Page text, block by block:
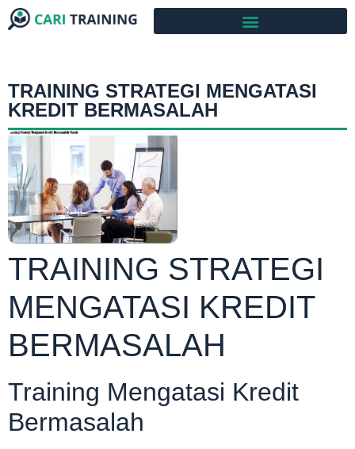
TRAINING STRATEGI MENGATASI
KREDIT BERMASALAH
TRAINING STRATEGI
MENGATASI KREDIT
BERMASALAH
Training Mengatasi Kredit
Bermasalah